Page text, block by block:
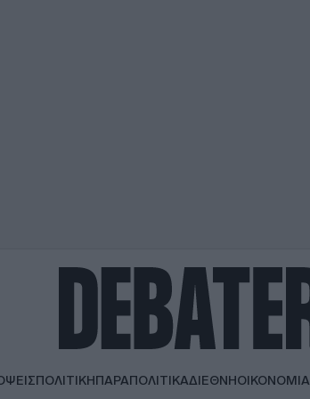
ΠΟΛΙΤΙΚΗΠΑΡΑΠΟΛΙΤΙΚΑΔΙΕΘΝΗΟΙΚΟΝΟΜΙΑ